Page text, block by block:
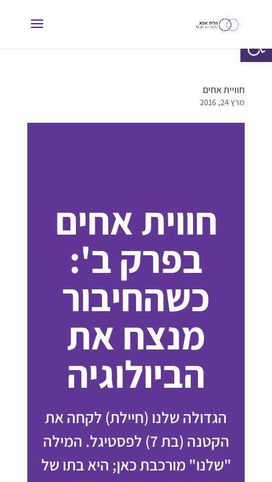
חוויית אחים
מרץ 24, 2016
חווית אחים
בפרק ב':
כשהחיבור
מנצח את
הביולוגיה
הגדולה שלנו (חיילת) לקחה את
הקטנה (בת 7) לפסטיגל. המילה
"שלנו" מורכבת כאן; היא בתו של
פתח סרגל נגישות